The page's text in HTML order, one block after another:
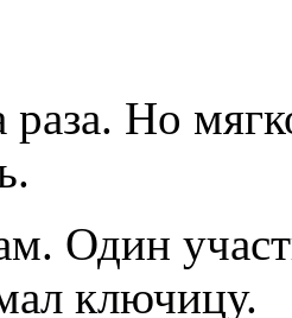
раза. Но
Один
ключицу.